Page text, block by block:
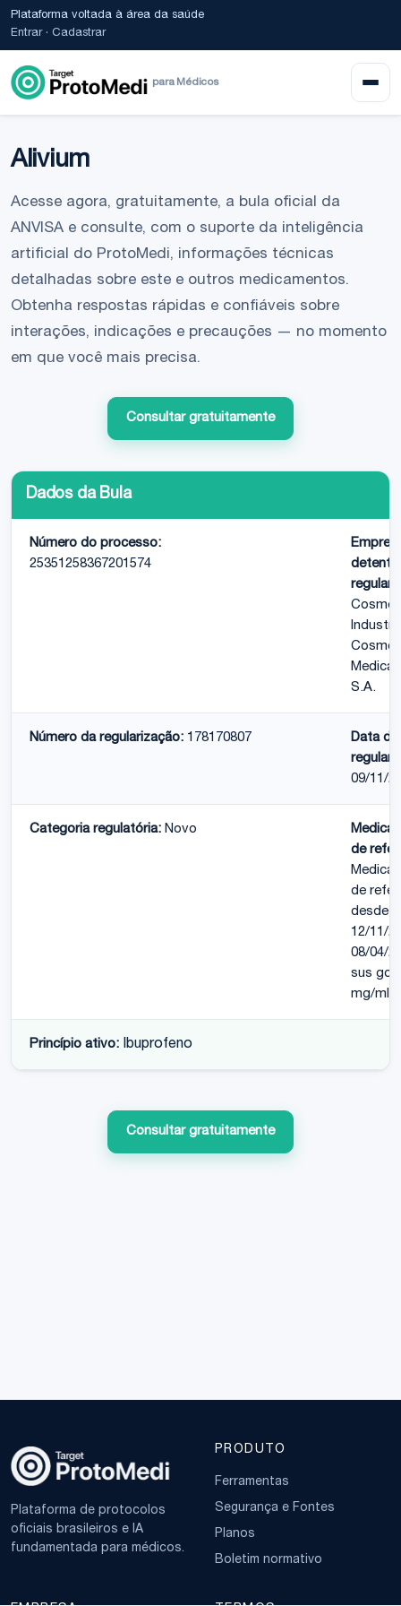
Plataforma voltada à área da saúde
Entrar· Cadastrar
para Médicos
Alivium
Acesse agora, gratuitamente, a bula oficial da
ANVISA e consulte, com o suporte da inteligência
artificial do ProtoMedi, informações técnicas
detalhadas sobre este e outros medicamentos.
Obtenha respostas rápidas e confiáveis sobre
interações, indicações e precauções — no momento
em que você mais precisa.
Consultar gratuitamente
Dados da Bula
Número do processo:
25351258367201574
S.A.
Número da regularização: 178170807
Data da
09/11/
Categoria regulatória: Novo
de
de
desde
12/11/
08/04/
sus got
mg/ml
Princípio ativo: Ibuprofeno
Consultar gratuitamente
Plataforma de protocolos
oficiais brasileiros e IA
fundamentada para médicos.
PRODUTO
Ferramentas
Segurança e Fontes
Planos
Boletim normativo